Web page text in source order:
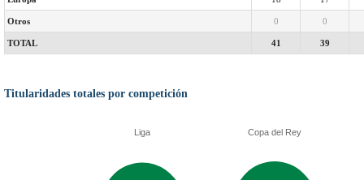
Otros 0 0
TOTAL 41 39
Titularidades totales por competición
Liga Copa del Rey